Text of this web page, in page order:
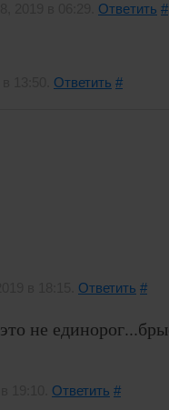
Ответить #
Ответить #
Ответить #
не
Ответить #